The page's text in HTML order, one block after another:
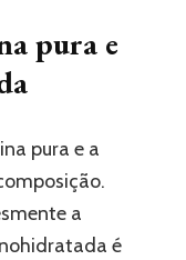
pura e
pura e a
a
é